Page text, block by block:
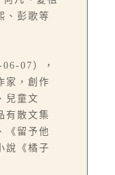
、彭歌等
07），
家，創作
兒童文
有散文集
《留予他
說《橘子